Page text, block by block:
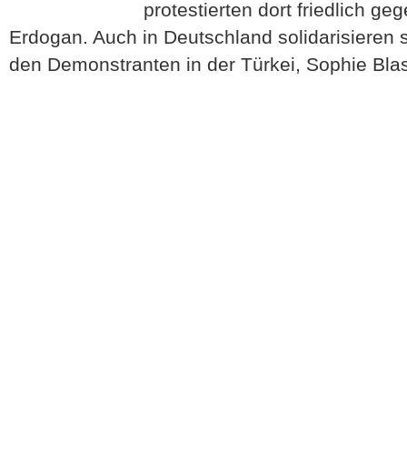
protestierten dort friedlich
Erdogan. Auch in Deutschland solidarisieren
den Demonstranten in der Türkei, Sophie